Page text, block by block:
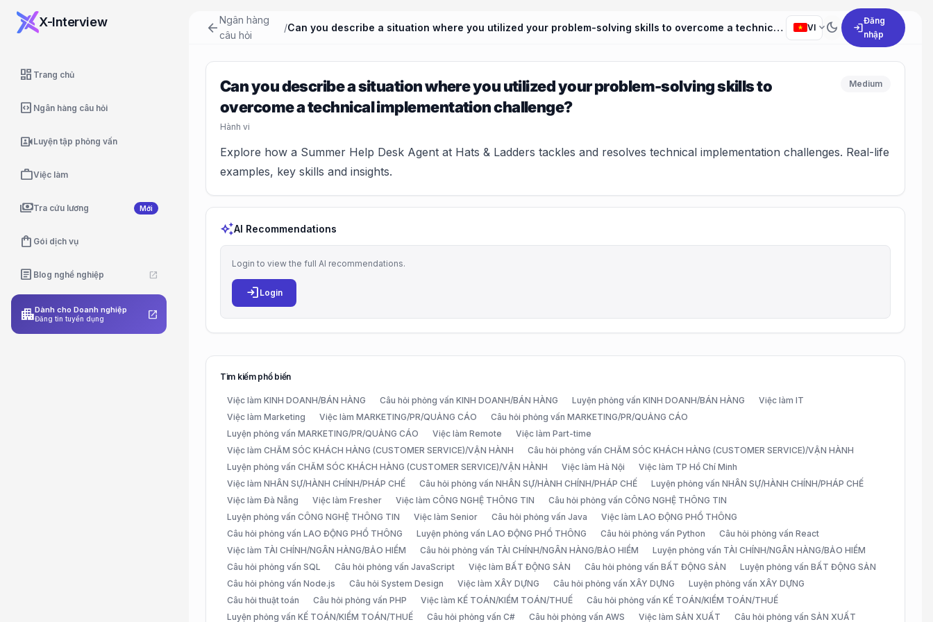
X-Interview
dashboard Trang chủ
code_blocks Ngân hàng câu hỏi
video_camera_frontLuyện tập phỏng vấn
workViệc làm
paymentsTra cứu lương Mới
shopping_bag Gói dịch vụ
article Blog nghề nghiệp open_in_new
apartmentDành cho Doanh nghiệp
Đăng tin tuyển dụng open_in_new
arrow_backNgân hàng
câu hỏi
/ Can you describe a situation where you utilized your problem-solving skills to overcome a technical implementation challenge? VI expand_moredark_mode login
Đăng
nhập
Can you describe a situation where you utilized your problem-solving skills to
overcome a technical implementation challenge?
Hành vi
Medium
Explore how a Summer Help Desk Agent at Hats & Ladders tackles and resolves technical implementation challenges. Real-life
examples, key skills and insights.
auto_awesomeAI Recommendations
Login to view the full AI recommendations.
login Login
Tìm kiếm phổ biến
Việc làm KINH DOANH/BÁN HÀNG Câu hỏi phỏng vấn KINH DOANH/BÁN HÀNG Luyện phỏng vấn KINH DOANH/BÁN HÀNG
Việc làm IT
Việc làm Marketing
Việc làm MARKETING/PR/QUẢNG CÁO
Câu hỏi phỏng vấn MARKETING/PR/QUẢNG CÁO
Luyện phỏng vấn MARKETING/PR/QUẢNG CÁO
Việc làm Remote
Việc làm Part-time
Việc làm CHĂM SÓC KHÁCH HÀNG (CUSTOMER SERVICE)/VẬN HÀNH
Câu hỏi phỏng vấn CHĂM SÓC KHÁCH HÀNG (CUSTOMER SERVICE)/VẬN HÀNH
Luyện phỏng vấn CHĂM SÓC KHÁCH HÀNG (CUSTOMER SERVICE)/VẬN HÀNH
Việc làm Hà Nội
Việc làm TP Hồ Chí Minh
Việc làm NHÂN SỰ/HÀNH CHÍNH/PHÁP CHẾ
Câu hỏi phỏng vấn NHÂN SỰ/HÀNH CHÍNH/PHÁP CHẾ
Luyện phỏng vấn NHÂN SỰ/HÀNH CHÍNH/PHÁP CHẾ
Việc làm Đà Nẵng
Việc làm Fresher Việc làm CÔNG NGHỆ THÔNG TIN
Câu hỏi phỏng vấn CÔNG NGHỆ THÔNG TIN
Luyện phỏng vấn CÔNG NGHỆ THÔNG TIN
Việc làm Senior Câu hỏi phỏng vấn Java
Việc làm LAO ĐỘNG PHỔ THÔNG
Câu hỏi phỏng vấn LAO ĐỘNG PHỔ THÔNG
Luyện phỏng vấn LAO ĐỘNG PHỔ THÔNG Câu hỏi phỏng vấn Python
Câu hỏi phỏng vấn React
Việc làm TÀI CHÍNH/NGÂN HÀNG/BẢO HIỂM
Câu hỏi phỏng vấn TÀI CHÍNH/NGÂN HÀNG/BẢO HIỂM
Luyện phỏng vấn TÀI CHÍNH/NGÂN HÀNG/BẢO HIỂM
Câu hỏi phỏng vấn SQL
Câu hỏi phỏng vấn JavaScript Việc làm BẤT ĐỘNG SẢN Câu hỏi phỏng vấn BẤT ĐỘNG SẢN
Luyện phỏng vấn BẤT ĐỘNG SẢN
Câu hỏi phỏng vấn Node.js
Câu hỏi System Design Việc làm XÂY DỰNG Câu hỏi phỏng vấn XÂY DỰNG
Luyện phỏng vấn XÂY DỰNG
Câu hỏi thuật toán
Câu hỏi phỏng vấn PHP Việc làm KẾ TOÁN/KIỂM TOÁN/THUẾ
Câu hỏi phỏng vấn KẾ TOÁN/KIỂM TOÁN/THUẾ
Luyện phỏng vấn KẾ TOÁN/KIỂM TOÁN/THUẾ
Câu hỏi phỏng vấn C# Câu hỏi phỏng vấn AWS Việc làm SẢN XUẤT Câu hỏi phỏng vấn SẢN XUẤT